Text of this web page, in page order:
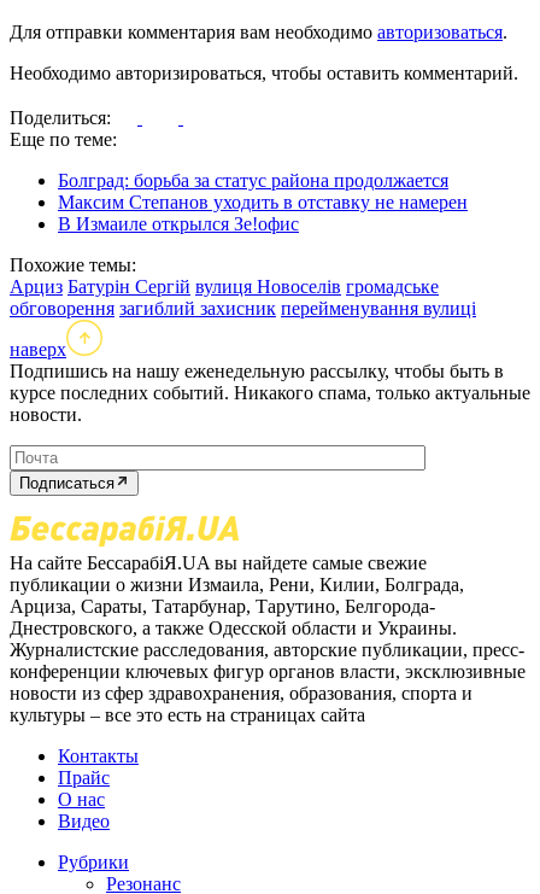
Для отправки комментария вам необходимо авторизоваться.
Необходимо авторизироваться, чтобы оставить комментарий.
Поделиться:
Еще по теме:
Болград: борьба за статус района продолжается
Максим Степанов уходить в отставку не намерен
В Измаиле открылся Зе!офис
Похожие темы:
Арциз Батурін Сергій вулиця Новоселів громадське
обговорення загиблий захисник перейменування вулиці
наверх
Подпишись на нашу еженедельную рассылку, чтобы быть в
курсе последних событий. Никакого спама, только актуальные
новости.
Подписаться
На сайте БессарабіЯ.UA вы найдете самые свежие
публикации о жизни Измаила, Рени, Килии, Болграда,
Арциза, Сараты, Татарбунар, Тарутино, Белгорода-
Днестровского, а также Одесской области и Украины.
Журналистские расследования, авторские публикации, пресс-
конференции ключевых фигур органов власти, эксклюзивные
новости из сфер здравохранения, образования, спорта и
культуры – все это есть на страницах сайта
Контакты
Прайс
О нас
Видео
Рубрики
Резонанс